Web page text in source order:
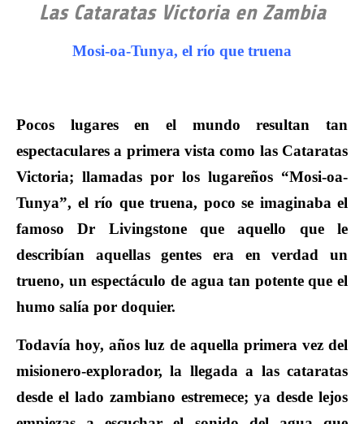
Las Cataratas Victoria en Zambia
Mosi-oa-Tunya, el río que truena
Pocos lugares en el mundo resultan tan
espectaculares a primera vista como las Cataratas
Victoria; llamadas por los lugareños “Mosi-oa-
Tunya”, el río que truena, poco se imaginaba el
famoso Dr Livingstone que aquello que le
describían aquellas gentes era en verdad un
trueno, un espectáculo de agua tan potente que el
humo salía por doquier.
Todavía hoy, años luz de aquella primera vez del
misionero-explorador, la llegada a las cataratas
desde el lado zambiano estremece; ya desde lejos